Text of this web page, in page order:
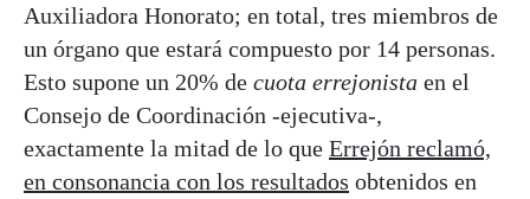
Auxiliadora Honorato; en total, tres miembros de
un órgano que estará compuesto por 14 personas.
Esto supone un 20% de cuota errejonista en el
Consejo de Coordinación -ejecutiva-,
exactamente la mitad de lo que Errejón reclamó,
en consonancia con los resultados obtenidos en